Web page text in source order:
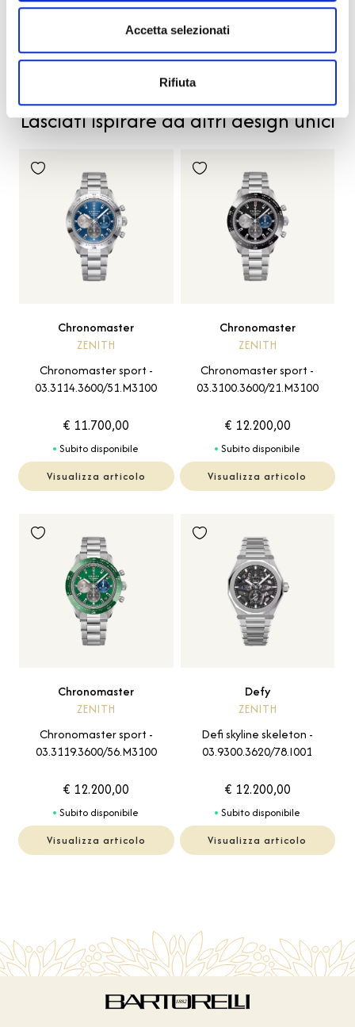
Accetta selezionati
Rifiuta
Descrizione
Lasciati ispirare da altri design unici
Chronomaster
ZENITH
Chronomaster sport -
03.3114.3600/51.M3100
€ 11.700,00
Subito disponibile
Visualizza articolo
Chronomaster
ZENITH
Chronomaster sport -
03.3100.3600/21.M3100
€ 12.200,00
Subito disponibile
Visualizza articolo
Chronomaster
ZENITH
Chronomaster sport -
03.3119.3600/56.M3100
€ 12.200,00
Subito disponibile
Visualizza articolo
Defy
ZENITH
Defi skyline skeleton -
03.9300.3620/78.I001
€ 12.200,00
Subito disponibile
Visualizza articolo